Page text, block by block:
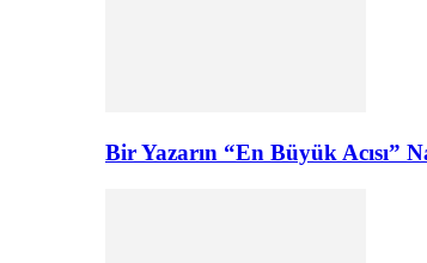
Bir Yazarın “En Büyük Acısı”